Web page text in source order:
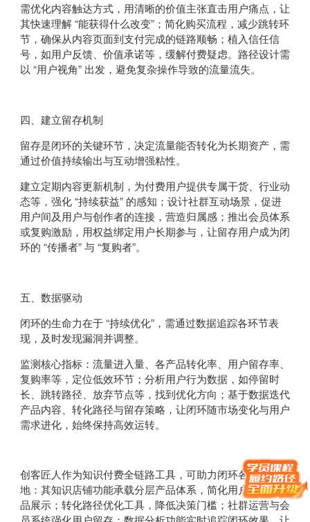
需优化内容触达方式，用清晰的价值主张直击用户痛点，让
其快速理解 “能获得什么改变”；简化购买流程，减少跳转环
节，确保从内容页面到支付完成的链路顺畅；植入信任信
号，如用户反馈、价值承诺等，缓解付费疑虑。路径设计需
以 “用户视角” 出发，避免复杂操作导致的流量流失。
四、建立留存机制
留存是闭环的关键环节，决定流量能否转化为长期资产，需
通过价值持续输出与互动增强粘性。
建立定期内容更新机制，为付费用户提供专属干货、行业动
态等，强化 “持续获益” 的感知；设计社群互动场景，促进
用户间及用户与创作者的连接，营造归属感；推出会员体系
或复购激励，用权益绑定用户长期参与，让留存用户成为闭
环的 “传播者” 与 “复购者”。
五、数据驱动
闭环的生命力在于 “持续优化”，需通过数据追踪各环节表
现，及时发现漏洞并调整。
监测核心指标：流量进入量、各产品转化率、用户留存率、
复购率等，定位低效环节；分析用户行为数据，如停留时
长、跳转路径、放弃节点等，找到优化方向；基于数据迭代
产品内容、转化路径与留存策略，让闭环随市场变化与用户
需求进化，始终保持高效运转。
创客匠人作为知识付费全链路工具，可助力闭环各环节落
地：其知识店铺功能承载分层产品体系，简化用户定位与产
品展示；转化路径优化工具，降低决策门槛；社群运营与会